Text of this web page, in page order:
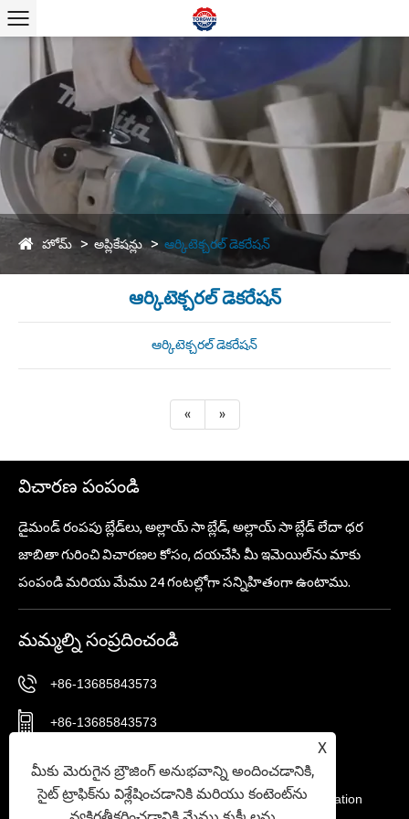
హోమ్ అప్లికేషన్లు ఆర్కిటెక్చరల్ డెకరేషన్
ఆర్కిటెక్చరల్ డెకరేషన్
ఆర్కిటెక్చరల్ డెకరేషన్
« »
విచారణ పంపండి
డైమండ్ రంపపు బ్లేడ్‌లు, అల్లాయ్ సా బ్లేడ్, అల్లాయ్ సా బ్లేడ్ లేదా ధర
జాబితా గురించి విచారణల కోసం, దయచేసి మీ ఇమెయిల్‌ను మాకు
పంపండి మరియు మేము 24 గంటల్లోగా సన్నిహితంగా ఉంటాము.
మమ్మల్ని సంప్రదించండి
+86-13685843573
+86-13685843573
No. 20, East District, Ningbo New Materials Innovation
X
మీకు మెరుగైన బ్రౌజింగ్ అనుభవాన్ని అందించడానికి,
సైట్ ట్రాఫిక్‌ను విశ్లేషించడానికి మరియు కంటెంట్‌ను